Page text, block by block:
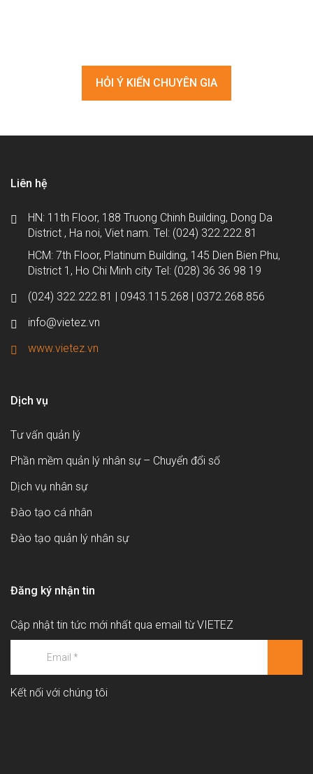
HỎI Ý KIẾN CHUYÊN GIA
Liên hệ
HN: 11th Floor, 188 Truong Chinh Building, Dong Da
District , Ha noi, Viet nam. Tel: (024) 322.222.81
HCM: 7th Floor, Platinum Building, 145 Dien Bien Phu,
District 1, Ho Chi Minh city Tel: (028) 36 36 98 19
(024) 322.222.81 | 0943.115.268 | 0372.268.856
info@vietez.vn
www.vietez.vn
Dịch vụ
Tư vấn quản lý
Phần mềm quản lý nhân sự – Chuyển đổi số
Dịch vụ nhân sự
Đào tạo cá nhân
Đào tạo quản lý nhân sự
Đăng ký nhận tin
Cập nhật tin tức mới nhất qua email từ VIETEZ
Kết nối với chúng tôi